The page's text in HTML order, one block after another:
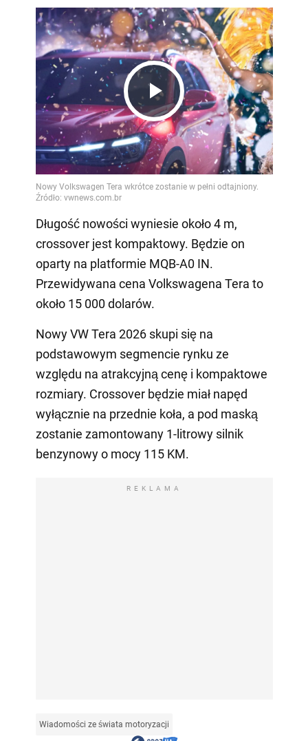
Play
Video
Długość nowości wyniesie około 4 m,
crossover jest kompaktowy. Będzie on
oparty na platformie MQB-A0 IN.
Przewidywana cena Volkswagena Tera to
około 15 000 dolarów.
Nowy VW Tera 2026 skupi się na
podstawowym segmencie rynku ze
względu na atrakcyjną cenę i kompaktowe
rozmiary. Crossover będzie miał napęd
wyłącznie na przednie koła, a pod maską
zostanie zamontowany 1-litrowy silnik
benzynowy o mocy 115 KM.
REKLAMA
Wiadomości ze świata motoryzacji